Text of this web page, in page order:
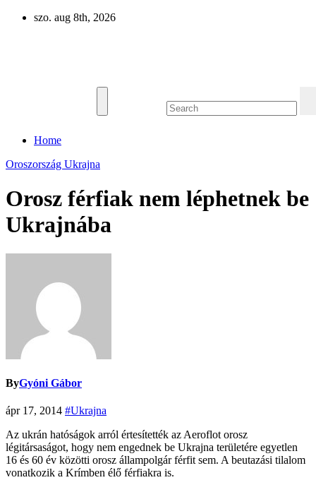
Skip
szo. aug 8th, 2026
Home
Oroszország Ukrajna
Orosz férfiak nem léphetnek be
Ukrajnába
ByGyóni Gábor
ápr 17, 2014 #Ukrajna
Az ukrán hatóságok arról értesítették az Aeroflot orosz
légitársaságot, hogy nem engednek be Ukrajna területére egyetlen
16 és 60 év közötti orosz állampolgár férfit sem. A beutazási tilalom
vonatkozik a Krímben élő férfiakra is.